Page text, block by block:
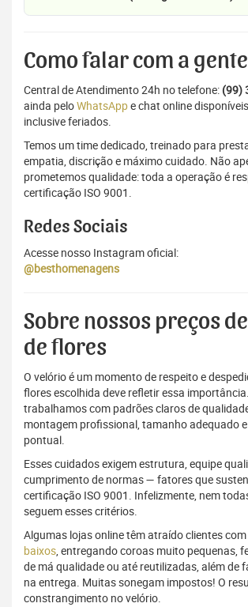
Como falar com a gente
Central de Atendimento 24h no telefone: (99)
ainda peloWhatsAppe chat online
inclusive feriados.
Temos um time dedicado, treinado para
empatia, discrição e máximo cuidado. Não
prometemos qualidade: toda a operação é
certificação ISO 9001.
Redes Sociais
Acesse nosso Instagram oficial:
@besthomenagens
Sobre nossos preços
de flores
O velório é um momento de respeito e
flores escolhida deve refletir essa
trabalhamos com padrões claros de
montagem profissional, tamanho adequado
pontual.
Esses cuidados exigem estrutura, equipe
cumprimento de normas — fatores que
certificação ISO 9001. Infelizmente, nem
seguem esses critérios.
Algumas lojas online têm atraído clientes com
baixos, entregando coroas muito pequenas,
de má qualidade ou até reutilizadas, além de
na entrega. Muitas sonegam impostos! O
constrangimento no velório.